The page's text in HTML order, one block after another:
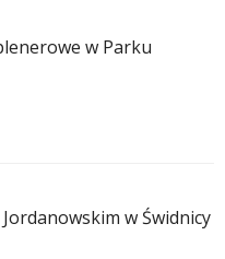
w Parku
w Świdnicy